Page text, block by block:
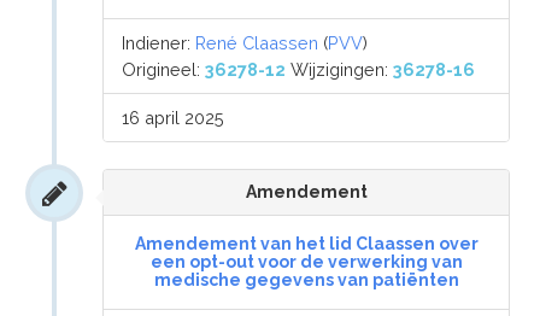
Indiener: René Claassen (PVV)
Origineel:36278-12 Wijzigingen:36278-16
16 april 2025
Amendement
Amendement van het lid Claassen over
een opt-out voor de verwerking van
medische gegevens van patiënten